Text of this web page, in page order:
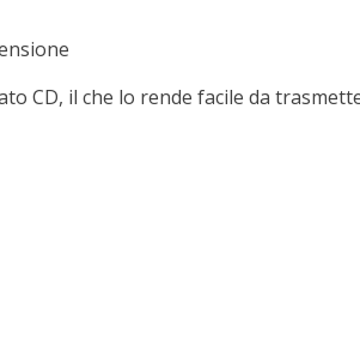
CD, il che lo rende facile da